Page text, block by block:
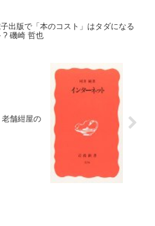
出版で「本のコスト」はタダになる
? 磯崎 哲也
舗紺屋の